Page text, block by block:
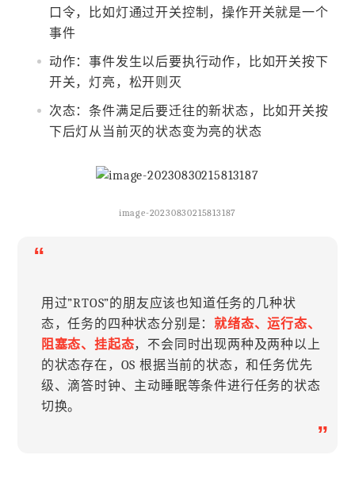
口令，比如灯通过开关控制，操作开关就是一个
事件
动作：事件发生以后要执行动作，比如开关按下
开关，灯亮，松开则灭
次态：条件满足后要迁往的新状态，比如开关按
下后灯从当前灭的状态变为亮的状态
image-20230830215813187
“
用过”RTOS”的朋友应该也知道任务的几种状
态，任务的四种状态分别是：就绪态、运行态、
阻塞态、挂起态，不会同时出现两种及两种以上
的状态存在，OS 根据当前的状态，和任务优先
级、滴答时钟、主动睡眠等条件进行任务的状态
切换。
”